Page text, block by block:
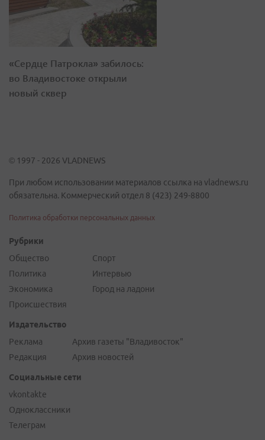
«Сердце Патрокла» забилось:
во Владивостоке открыли
новый сквер
© 1997 - 2026 VLADNEWS
При любом использовании материалов ссылка на vladnews.ru
обязательна. Коммерческий отдел 8 (423) 249-8800
Политика обработки персональных данных
Рубрики
Общество
Политика
Экономика
Происшествия
Спорт
Интервью
Город на ладони
Издательство
Реклама
Редакция
Архив газеты "Владивосток"
Архив новостей
Социальные сети
vkontakte
Одноклассники
Телеграм